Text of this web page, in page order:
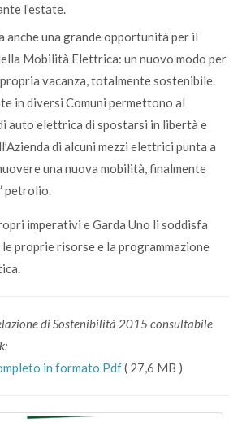
l’estate.
anche una grande opportunità per il
Mobilità Elettrica: un nuovo modo per
vacanza, totalmente sostenibile.
in diversi Comuni permettono al
auto elettrica di spostarsi in libertà e
di alcuni mezzi elettrici punta a
una nuova mobilità, finalmente
petrolio.
imperativi e Garda Uno li soddisfa
proprie risorse e la programmazione
di Sostenibilità 2015 consultabile
in formato Pdf( 27,6 MB )